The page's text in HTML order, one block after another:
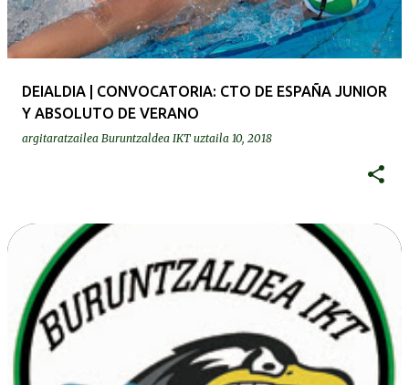
DEIALDIA | CONVOCATORIA: CTO DE ESPAÑA JUNIOR
Y ABSOLUTO DE VERANO
argitaratzailea Buruntzaldea IKT uztaila 10, 2018